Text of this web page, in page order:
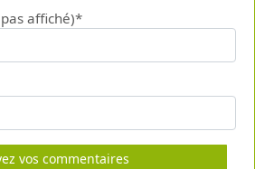
affiché)*
vos commentaires